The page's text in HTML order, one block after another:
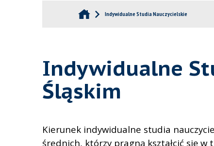
Indywidualne Studia Nauczycielskie
Indywidualne
Śląskim
Kierunek indywidualne studia
średnich, którzy pragną kształcić się